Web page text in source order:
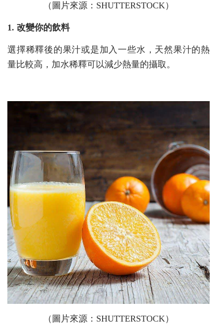
（圖片來源：SHUTTERSTOCK）
1. 改變你的飲料
選擇稀釋後的果汁或是加入一些水，天然果汁的熱
量比較高，加水稀釋可以減少熱量的攝取。
（圖片來源：SHUTTERSTOCK）